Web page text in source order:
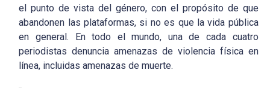
el punto de vista del género, con el propósito de que
abandonen las plataformas, si no es que la vida pública
en general. En todo el mundo, una de cada cuatro
periodistas denuncia amenazas de violencia física en
línea, incluidas amenazas de muerte.